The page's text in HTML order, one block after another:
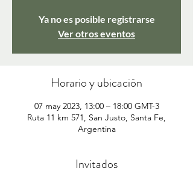
Ya no es posible registrarse
Ver otros eventos
Horario y ubicación
07 may 2023, 13:00 – 18:00 GMT-3
Ruta 11 km 571, San Justo, Santa Fe,
Argentina
Invitados